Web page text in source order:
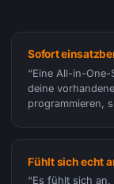
Sofort
“Eine All-in-
deine
programmieren,
Fühlt sich echt
“Es fühlt sich